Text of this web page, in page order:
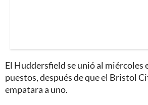
El Huddersfield se unió al miércoles
puestos, después de que el Bristol
empatara a uno.